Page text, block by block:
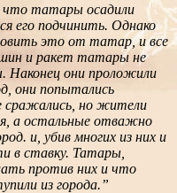
что татары осадили
его подчинить. Однако
это от татар, и все
и ракет татары не
Наконец они проложили
они попытались
сражались, но жители
а остальные отважно
и, убив многих из них и
в ставку. Татары,
против них и что
из города.”